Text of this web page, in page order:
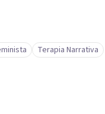
Terapia Narrativa